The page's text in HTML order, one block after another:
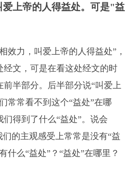
爱上帝的人得益处。可是"益
效力，叫爱上帝的人得益处”，
经文，可是在看这处经文的时
半部分。后半部分说“叫爱上
常常看不到这个“益处”在哪
们得到了什么“益处”。说会
们的主观感受上常常是没有“益
么“益处”？“益处”在哪里？